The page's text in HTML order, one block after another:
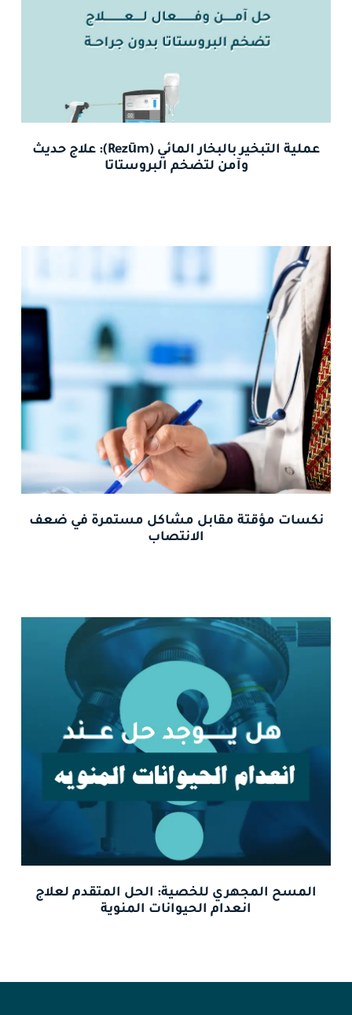
عملية التبخير بالبخار المائي (Rezūm): علاج حديث
وآمن لتضخم البروستاتا
نكسات مؤقتة مقابل مشاكل مستمرة في ضعف
الانتصاب
المسح المجهري للخصية: الحل المتقدم لعلاج
انعدام الحيوانات المنوية